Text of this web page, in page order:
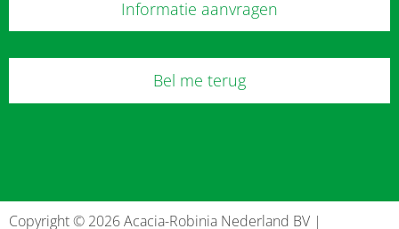
Informatie aanvragen
Bel me terug
Copyright © 2026 Acacia-Robinia Nederland BV |